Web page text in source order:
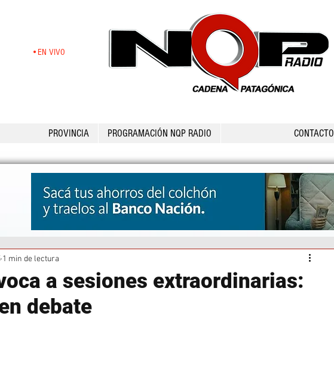
•EN VIVO
PROVINCIA PROGRAMACIÓN NQP RADIO CONTACTO
a sesiones extraordinarias:
debate
1 min de lectura